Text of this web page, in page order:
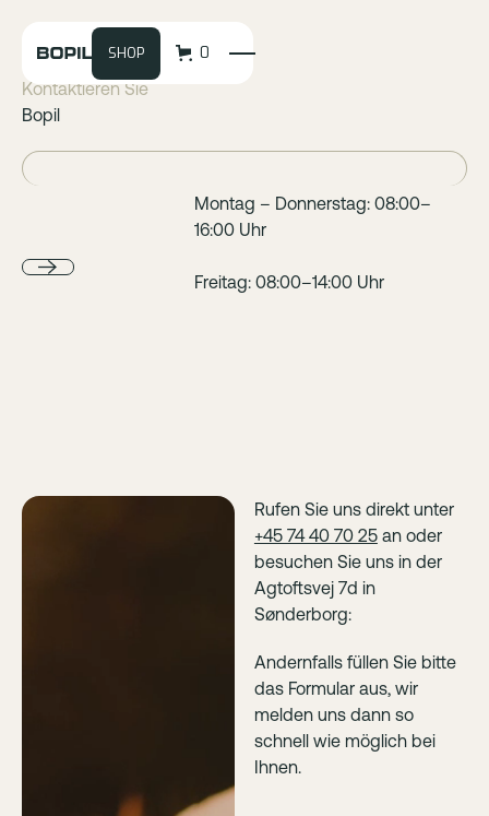
SHOP 0
Kontaktieren Sie
Bopil
Montag – Donnerstag: 08:00–
16:00 Uhr
Freitag: 08:00–14:00 Uhr
Rufen Sie uns direkt unter
+45 74 40 70 25an oder
besuchen Sie uns in der
Agtoftsvej 7d in
Sønderborg:
Andernfalls füllen Sie bitte
das Formular aus, wir
melden uns dann so
schnell wie möglich bei
Ihnen.